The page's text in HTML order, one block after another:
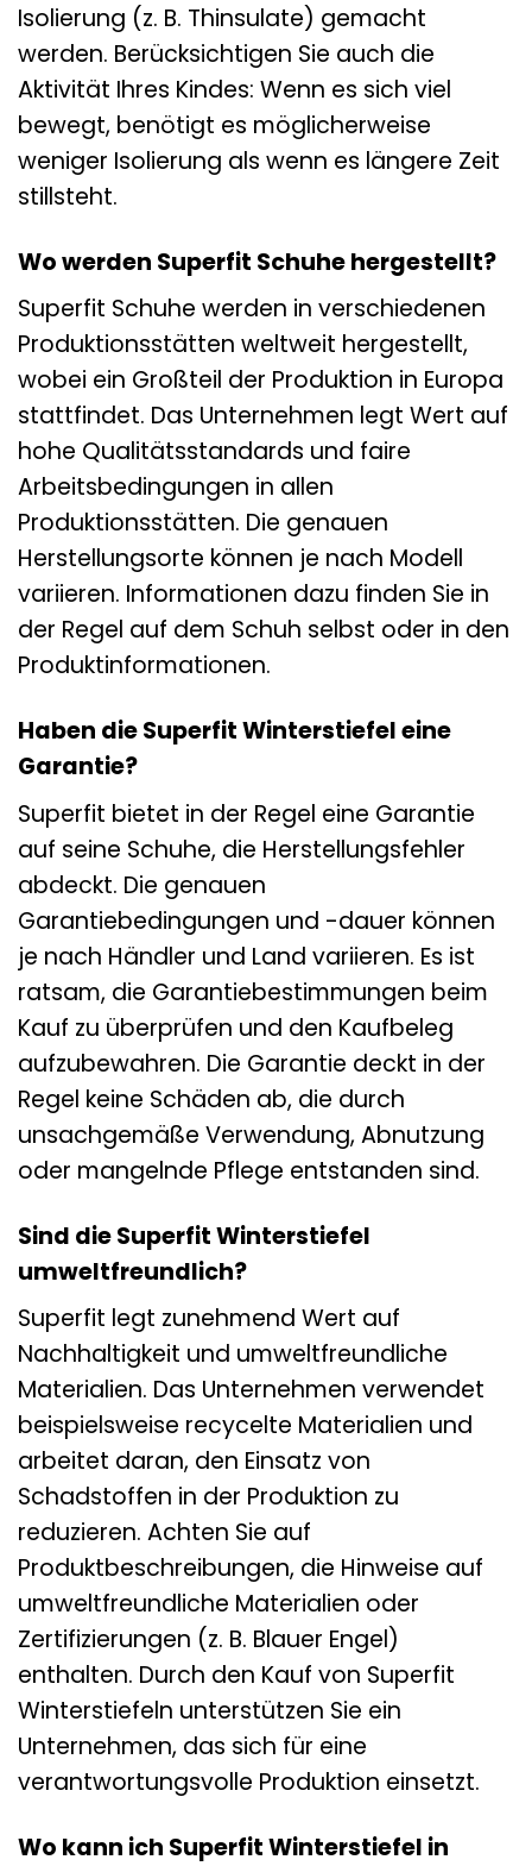
Isolierung (z. B. Thinsulate) gemacht
werden. Berücksichtigen Sie auch die
Aktivität Ihres Kindes: Wenn es sich viel
bewegt, benötigt es möglicherweise
weniger Isolierung als wenn es längere Zeit
stillsteht.
Wo werden Superfit Schuhe hergestellt?
Superfit Schuhe werden in verschiedenen
Produktionsstätten weltweit hergestellt,
wobei ein Großteil der Produktion in Europa
stattfindet. Das Unternehmen legt Wert auf
hohe Qualitätsstandards und faire
Arbeitsbedingungen in allen
Produktionsstätten. Die genauen
Herstellungsorte können je nach Modell
variieren. Informationen dazu finden Sie in
der Regel auf dem Schuh selbst oder in den
Produktinformationen.
Haben die Superfit Winterstiefel eine
Garantie?
Superfit bietet in der Regel eine Garantie
auf seine Schuhe, die Herstellungsfehler
abdeckt. Die genauen
Garantiebedingungen und -dauer können
je nach Händler und Land variieren. Es ist
ratsam, die Garantiebestimmungen beim
Kauf zu überprüfen und den Kaufbeleg
aufzubewahren. Die Garantie deckt in der
Regel keine Schäden ab, die durch
unsachgemäße Verwendung, Abnutzung
oder mangelnde Pflege entstanden sind.
Sind die Superfit Winterstiefel
umweltfreundlich?
Superfit legt zunehmend Wert auf
Nachhaltigkeit und umweltfreundliche
Materialien. Das Unternehmen verwendet
beispielsweise recycelte Materialien und
arbeitet daran, den Einsatz von
Schadstoffen in der Produktion zu
reduzieren. Achten Sie auf
Produktbeschreibungen, die Hinweise auf
umweltfreundliche Materialien oder
Zertifizierungen (z. B. Blauer Engel)
enthalten. Durch den Kauf von Superfit
Winterstiefeln unterstützen Sie ein
Unternehmen, das sich für eine
verantwortungsvolle Produktion einsetzt.
Wo kann ich Superfit Winterstiefel in